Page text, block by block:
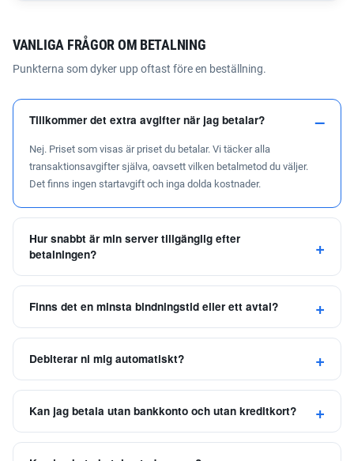
VANLIGA FRÅGOR OM BETALNING
Punkterna som dyker upp oftast före en beställning.
Tillkommer det extra avgifter när jag betalar?
Nej. Priset som visas är priset du betalar. Vi täcker alla
transaktionsavgifter själva, oavsett vilken betalmetod du väljer.
Det finns ingen startavgift och inga dolda kostnader.
Hur snabbt är min server tillgänglig efter
betalningen?
Finns det en minsta bindningstid eller ett avtal?
Debiterar ni mig automatiskt?
Kan jag betala utan bankkonto och utan kreditkort?